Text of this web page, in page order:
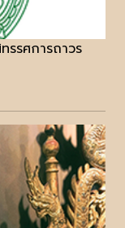
รศการถาวร